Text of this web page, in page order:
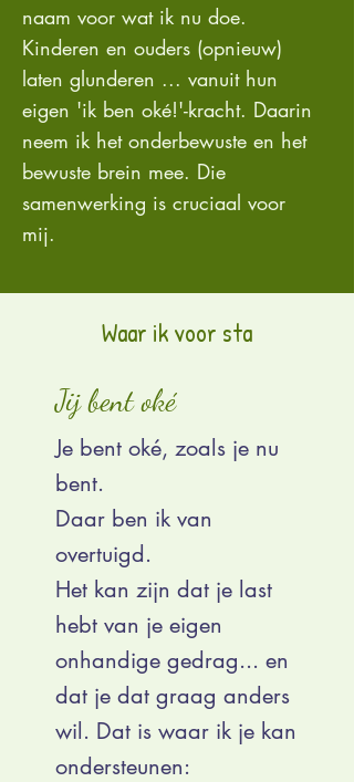
naam voor wat ik nu doe.
Kinderen en ouders (opnieuw)
laten glunderen ... vanuit hun
eigen 'ik ben oké!'-kracht. Daarin
neem ik het onderbewuste en het
bewuste brein mee. Die
samenwerking is cruciaal voor
mij.
Waar ik voor sta
Jij bent oké
Je bent oké, zoals je nu
bent.
Daar ben ik van
overtuigd.
Het kan zijn dat je last
hebt van je eigen
onhandige gedrag... en
dat je dat graag anders
wil. Dat is waar ik je kan
ondersteunen: